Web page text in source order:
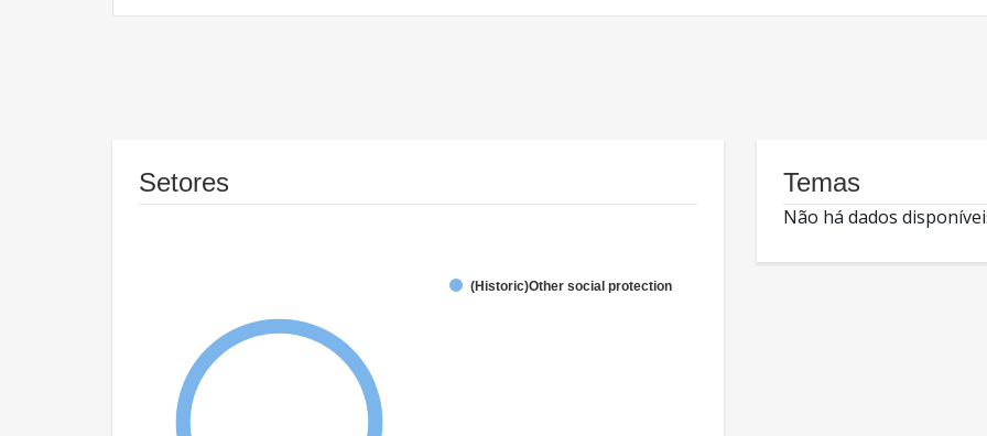
Setores
(Historic)Other social protection
Temas
Não há dados